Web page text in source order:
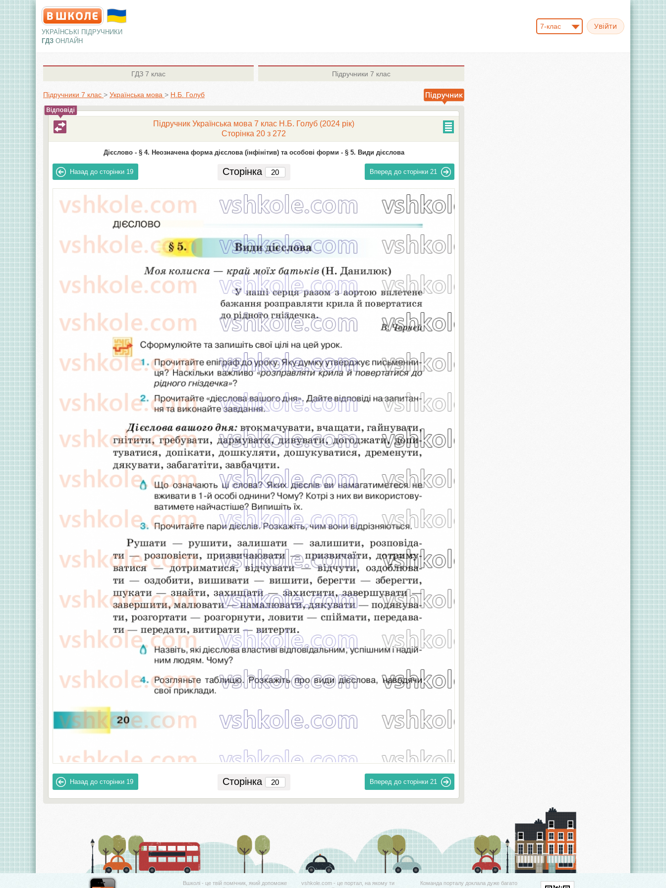
УКРАЇНСЬКІ ПІДРУЧНИКИ
ГДЗ ОНЛАЙН
7-клас
ГДЗ 7 клас Підручники 7 клас
Підручники 7 клас > Українська мова > Н.Б. Голуб
Підручник Українська мова 7 клас Н.Б. Голуб (2024 рік)
Сторінка 20 з 272
Дієслово - § 4. Неозначена форма дієслова (інфінітив) та особові форми - § 5. Види дієслова
Назад до сторінки 19 Сторінка Вперед до сторінки 21
Назад до сторінки 19 Сторінка Вперед до сторінки 21
Вшколі - це твій помічник, який допоможе
vshkole.com - це портал, на якому ти
Команда порталу доклала дуже багато